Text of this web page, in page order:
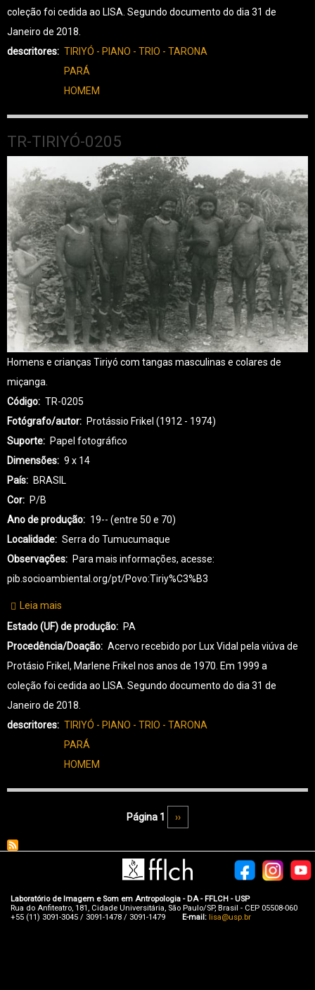
coleção foi cedida ao LISA. Segundo documento do dia 31 de
Janeiro de 2018.
descritores
TIRIYÓ - PIANO - TRIO - TARONA
PARÁ
HOMEM
TR-TIRIYÓ-0205
Homens e crianças Tiriyó com tangas masculinas e colares de
miçanga.
Código
TR-0205
Fotógrafo/autor
Protássio Frikel (1912 - 1974)
Suporte
Papel fotográfico
Dimensões
9 x 14
País
BRASIL
Cor
P/B
Ano de produção
19-- (entre 50 e 70)
Localidade
Serra do Tumucumaque
Observações
Para mais informações, acesse:
pib.socioambiental.org/pt/Povo:Tiriy%C3%B3
Leia mais
TR-
TIRIYÓ-0205
Estado (UF) de produção
PA
Procedência/Doação
Acervo recebido por Lux Vidal pela viúva de
Protásio Frikel, Marlene Frikel nos anos de 1970. Em 1999 a
coleção foi cedida ao LISA. Segundo documento do dia 31 de
Janeiro de 2018.
descritores
TIRIYÓ - PIANO - TRIO - TARONA
PARÁ
HOMEM
Página 1 Próxima página
››
Laboratório de Imagem e Som em Antropologia - DA - FFLCH - USP
Rua do Anfiteatro, 181, Cidade Universitária, São Paulo/SP, Brasil - CEP 05508-060
+55 (11) 3091-3045 / 3091-1478 / 3091-1479
E-mail: lisa@usp.br